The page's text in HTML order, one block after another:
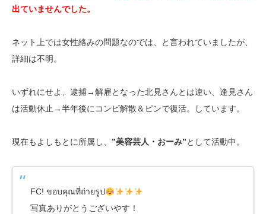
出ていませんでした。
ネット上では女性絡みの問題なのでは、と言われていましたが、
詳細は不明。
いずれにせよ、逮捕→解雇となった北見さんとは違い、逢見さん
は活動休止→半年後にコンビ解散＆ピンで復活。しています。
現在もよしもとに所属し、 ”美容芸人・おーみ”として活動中。
FC! ขอบคุณที่ถ่ายรูป
写真ありがとうございやす！